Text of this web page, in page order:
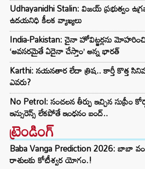
Udhayanidhi Stalin: విజయ్ ప్రభుత్వం
ఉదయనిధి కీలక వ్యాఖ్యలు
India-Pakistan: చైనా హోవిట్జర్లను
‘అవసరమైతే ఏదైనా చేస్తాం’ అన్న భారత్
Karthi: నయనతార లేదా త్రిష.. కార్తీ
ఎవరు?
No Petrol: సంచలన తీర్పు ఇచ్చిన సుప్రీం
ఇన్సురెన్స్ లేకపోతే ఇంధనం బంద్..
ట్రెండింగ్‌
Baba Vanga Prediction 2026: బాబా
రాశులకు కోటీశ్వర యోగం.!